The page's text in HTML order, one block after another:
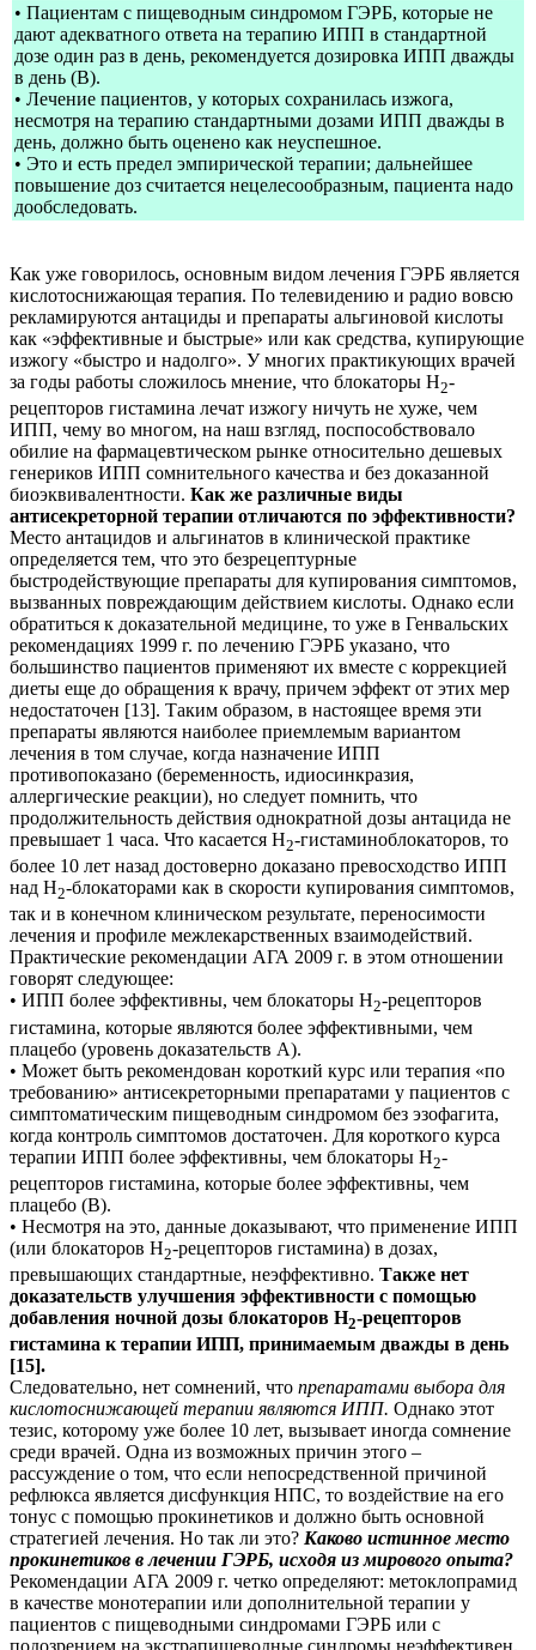
• Пациентам с пищеводным синдромом ГЭРБ, которые не
дают адекватного ответа на терапию ИПП в стандартной
дозе один раз в день, рекомендуется дозировка ИПП дважды
в день (В).
• Лечение пациентов, у которых сохранилась изжога,
несмотря на терапию стандартными дозами ИПП дважды в
день, должно быть оценено как неуспешное.
• Это и есть предел эмпирической терапии; дальнейшее
повышение доз считается нецелесообразным, пациента надо
дообследовать.
Как уже говорилось, основным видом лечения ГЭРБ является
кислотоснижающая терапия. По телевидению и радио вовсю
рекламируются антациды и препараты альгиновой кислоты
как «эффективные и быстрые» или как средства, купирующие
изжогу «быстро и надолго». У многих практикующих врачей
за годы работы сложилось мнение, что блокаторы Н2-
рецепторов гистамина лечат изжогу ничуть не хуже, чем
ИПП, чему во многом, на наш взгляд, поспособствовало
обилие на фармацевтическом рынке относительно дешевых
генериков ИПП сомнительного качества и без доказанной
биоэквивалентности. Как же различные виды
антисекреторной терапии отличаются по эффективности?
Место антацидов и альгинатов в клинической практике
определяется тем, что это безрецептурные
быстродействующие препараты для купирования симптомов,
вызванных повреждающим действием кислоты. Однако если
обратиться к доказательной медицине, то уже в Генвальских
рекомендациях 1999 г. по лечению ГЭРБ указано, что
большинство пациентов применяют их вместе с коррекцией
диеты еще до обращения к врачу, причем эффект от этих мер
недостаточен [13]. Таким образом, в настоящее время эти
препараты являются наиболее приемлемым вариантом
лечения в том случае, когда назначение ИПП
противопоказано (беременность, идиосинкразия,
аллергические реакции), но следует помнить, что
продолжительность действия однократной дозы антацида не
превышает 1 часа. Что касается Н2-гистаминоблокаторов, то
более 10 лет назад достоверно доказано превосходство ИПП
над Н2-блокаторами как в скорости купирования симптомов,
так и в конечном клиническом результате, переносимости
лечения и профиле межлекарственных взаимодействий.
Практические рекомендации АГА 2009 г. в этом отношении
говорят следующее:
• ИПП более эффективны, чем блокаторы Н2-рецепторов
гистамина, которые являются более эффективными, чем
плацебо (уровень доказательств А).
• Может быть рекомендован короткий курс или терапия «по
требованию» антисекреторными препаратами у пациентов с
симптоматическим пищеводным синдромом без эзофагита,
когда контроль симптомов достаточен. Для короткого курса
терапии ИПП более эффективны, чем блокаторы Н2-
рецепторов гистамина, которые более эффективны, чем
плацебо (В).
• Несмотря на это, данные доказывают, что применение ИПП
(или блокаторов Н2-рецепторов гистамина) в дозах,
превышающих стандартные, неэффективно. Также нет
доказательств улучшения эффективности с помощью
добавления ночной дозы блокаторов Н2-рецепторов
гистамина к терапии ИПП, принимаемым дважды в день
[15].
Следовательно, нет сомнений, что препаратами выбора для
кислотоснижающей терапии являются ИПП. Однако этот
тезис, которому уже более 10 лет, вызывает иногда сомнение
среди врачей. Одна из возможных причин этого –
рассуждение о том, что если непосредственной причиной
рефлюкса является дисфункция НПС, то воздействие на его
тонус с помощью прокинетиков и должно быть основной
стратегией лечения. Но так ли это? Каково истинное место
прокинетиков в лечении ГЭРБ, исходя из мирового опыта?
Рекомендации АГА 2009 г. четко определяют: метоклопрамид
в качестве монотерапии или дополнительной терапии у
пациентов с пищеводными синдромами ГЭРБ или с